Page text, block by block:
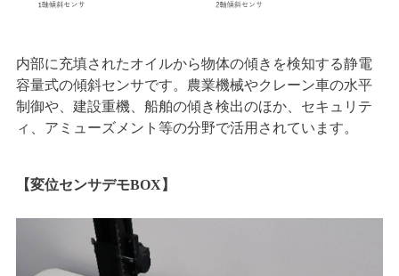
内部に充填されたオイルから物体の傾きを検知する静電
容量式の傾斜センサです。農業機械やクレーン車の水平
制御や、建設重機、船舶の傾き検出のほか、セキュリテ
ィ、アミューズメント等の分野で活用されています。
【変位センサデモBOX】